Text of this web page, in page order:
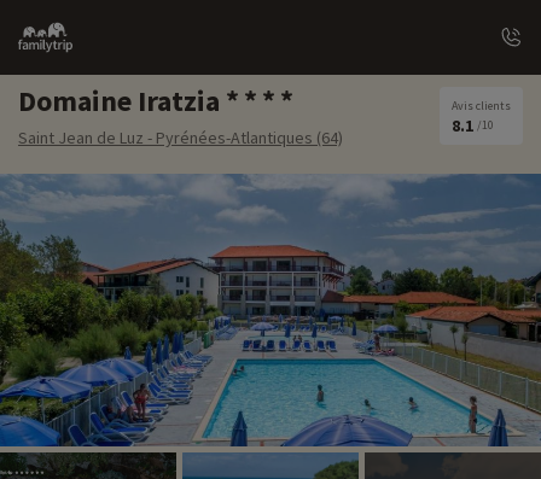
Family
trip
Domaine Iratzia
Saint Jean de Luz - Pyrénées-Atlantiques (64)
Avis clients
8.1 /10